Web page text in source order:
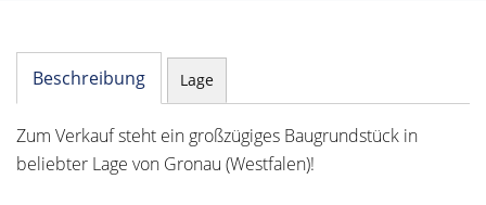
Beschreibung Lage
Zum Verkauf steht ein großzügiges Baugrundstück in
beliebter Lage von Gronau (Westfalen)!